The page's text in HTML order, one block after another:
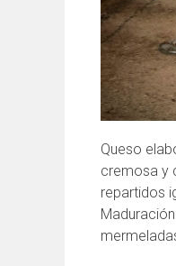
Queso
cremosa y
repartidos